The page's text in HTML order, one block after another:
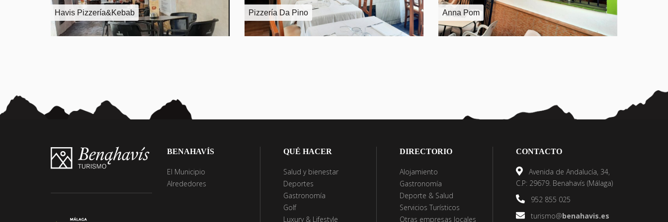
Havis Pizzería&Kebab Pizzería Da Pino Anna Pom
BENAHAVÍS
El Municipio
Alrededores
QUÉ HACER
Salud y bienestar
Deportes
Gastronomía
Golf
Luxury & Lifestyle
DIRECTORIO
Alojamiento
Gastronomía
Deporte & Salud
Servicios Turísticos
Otras empresas locales
CONTACTO
Avenida de Andalucía, 34,
C.P: 29679. Benahavís (Málaga)
952 855 025
turismo@benahavis.es